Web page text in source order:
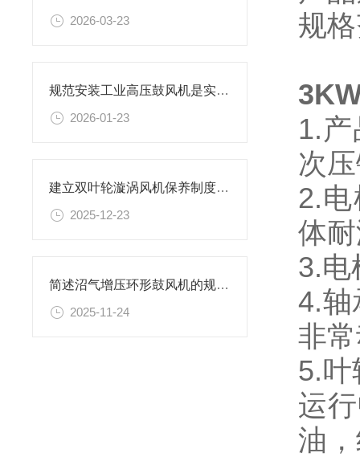
2026-03-23
规范安装工业高压鼓风机是实现长期稳定运行的关键
2026-01-23
建立双叶轮漩涡风机保养制度是保障长期稳定运行的关键举措
2025-12-23
简述沼气增压环形鼓风机的规范定期维护制度
2025-11-24
规
1.
次
2.
体
3.电
4.轴
非
5.叶
运
油